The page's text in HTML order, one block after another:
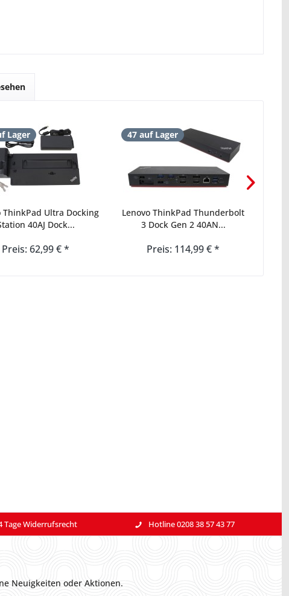
Lager
ThinkPad Ultra Docking
40AJ Dock...
Preis: 62,99 € *
47 auf Lager
Lenovo ThinkPad Thunderbolt
3 Dock Gen 2 40AN...
Preis: 114,99 € *
Tage Widerrufsrecht Hotline 0208 38 57 43 77
Neuigkeiten oder Aktionen.